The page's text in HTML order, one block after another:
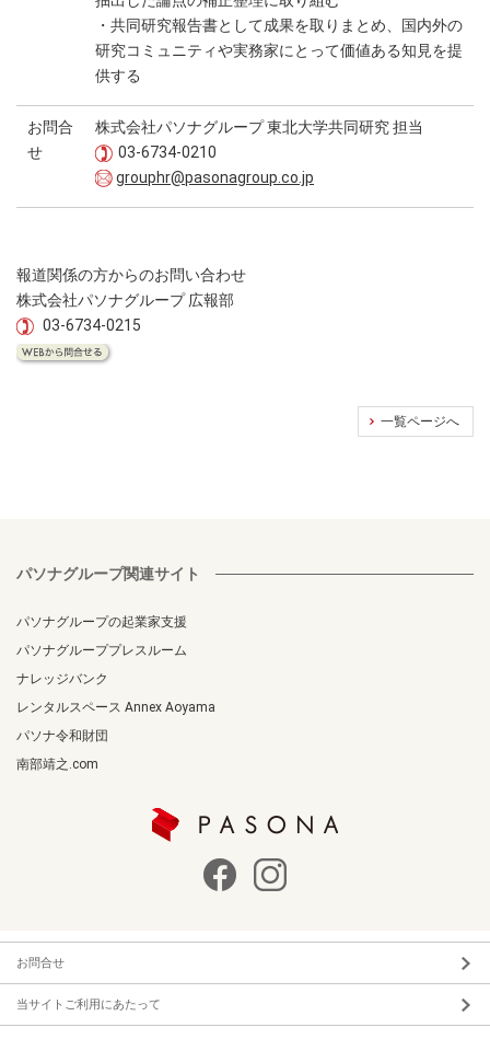
・共同研究報告書として成果を取りまとめ、国内外の
研究コミュニティや実務家にとって価値ある知見を提
供する
お問合
せ
株式会社パソナグループ 東北大学共同研究 担当
03-6734-0210
grouphr@pasonagroup.co.jp
報道関係の方からのお問い合わせ
株式会社パソナグループ 広報部
03-6734-0215
一覧ページへ
パソナグループ関連サイト
パソナグループの起業家支援
パソナグループプレスルーム
ナレッジバンク
レンタルスペース Annex Aoyama
パソナ令和財団
南部靖之.com
お問合せ
当サイトご利用にあたって